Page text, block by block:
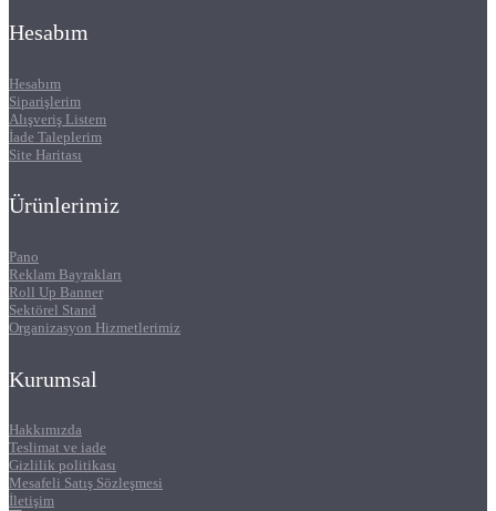
Hesabım
Hesabım
Siparişlerim
Alışveriş Listem
İade Taleplerim
Site Haritası
Ürünlerimiz
Pano
Reklam Bayrakları
Roll Up Banner
Sektörel Stand
Organizasyon Hizmetlerimiz
Kurumsal
Hakkımızda
Teslimat ve iade
Gizlilik politikası
Mesafeli Satış Sözleşmesi
İletişim